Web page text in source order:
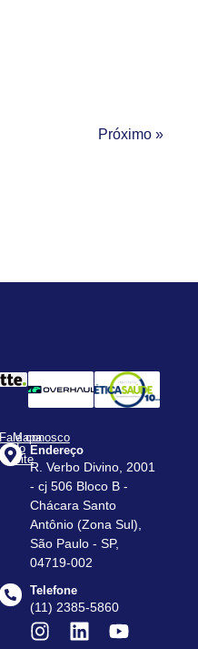
Próximo »
Mapa
do
Site
Apresentação
Assessorias
Agenda
do
Setor
Contato
Fale conosco
Endereço
R. Verbo Divino, 2001
- cj 506 Bloco B -
Chácara Santo
Antônio (Zona Sul),
São Paulo - SP,
04719-002
Telefone
(11) 2385-5860